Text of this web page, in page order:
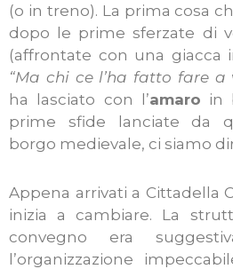
(o in treno). La prima cosa
dopo le prime sferzate di
(affrontate con una giacca
“Ma chi ce l’ha fatto fare a
ha lasciato con l’amaro in
prime sfide lanciate da
borgo medievale, ci siamo
Appena arrivati a Cittadella
inizia a cambiare. La
convegno era
l’organizzazione